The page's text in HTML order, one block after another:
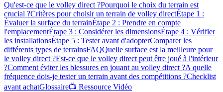
Qu'est-ce que le volley direct ?Pourquoi le choix du terrain est
crucial ?Critères pour choisir un terrain de volley directÉtape 1 :
Évaluer la surface du terrainÉtape 2 : Prendre en compte
l'emplacementÉtape 3 : Considérer les dimensionsÉtape 4 : Vérifier
les installationsÉtape 5 : Tester avant d'adopterComparer les
différents types de terrainsFAQQuelle surface est la meilleure pour
le volley direct ?Est-ce que le volley direct peut être joué à l'intérieur
?Comment éviter les blessures en jouant au volley direct ?A quelle
fréquence dois-je tester un terrain avant des compétitions ?Checklist
avant achatGlossaire📺 Ressource Vidéo